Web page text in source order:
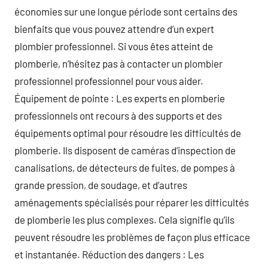
économies sur une longue période sont certains des
bienfaits que vous pouvez attendre d’un expert
plombier professionnel. Si vous êtes atteint de
plomberie, n’hésitez pas à contacter un plombier
professionnel professionnel pour vous aider.
Équipement de pointe : Les experts en plomberie
professionnels ont recours à des supports et des
équipements optimal pour résoudre les difficultés de
plomberie. Ils disposent de caméras d’inspection de
canalisations, de détecteurs de fuites, de pompes à
grande pression, de soudage, et d’autres
aménagements spécialisés pour réparer les difficultés
de plomberie les plus complexes. Cela signifie qu’ils
peuvent résoudre les problèmes de façon plus efficace
et instantanée. Réduction des dangers : Les